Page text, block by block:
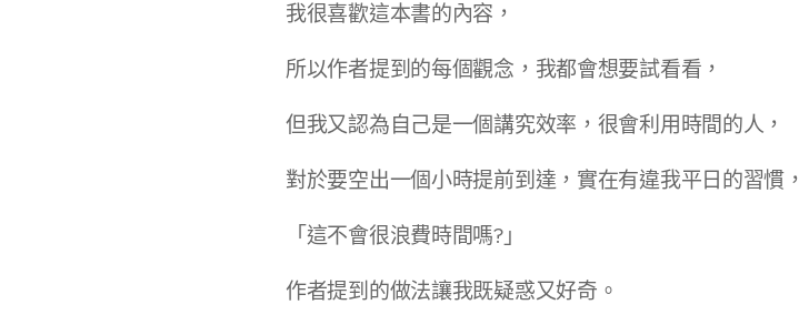
我很喜歡這本書的內容，
所以作者提到的每個觀念，我都會想要試看看，
但我又認為自己是一個講究效率，很會利用時間的人，
對於要空出一個小時提前到達，實在有違我平日的習慣，
「這不會很浪費時間嗎?」
作者提到的做法讓我既疑惑又好奇。